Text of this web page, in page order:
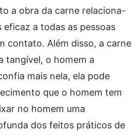
a obra da carne relaciona-
eficaz a todas as pessoas
contato. Além disso, a carne
tangível, o homem a
mais nela, ela pode
que o homem tem
no homem uma
dos feitos práticos de